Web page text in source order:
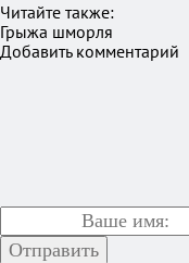
Читайте также:
Грыжа шморля
Добавить комментарий